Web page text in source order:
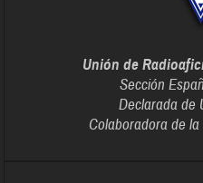
Unión de
Sección
Declarada de
Colaboradora de